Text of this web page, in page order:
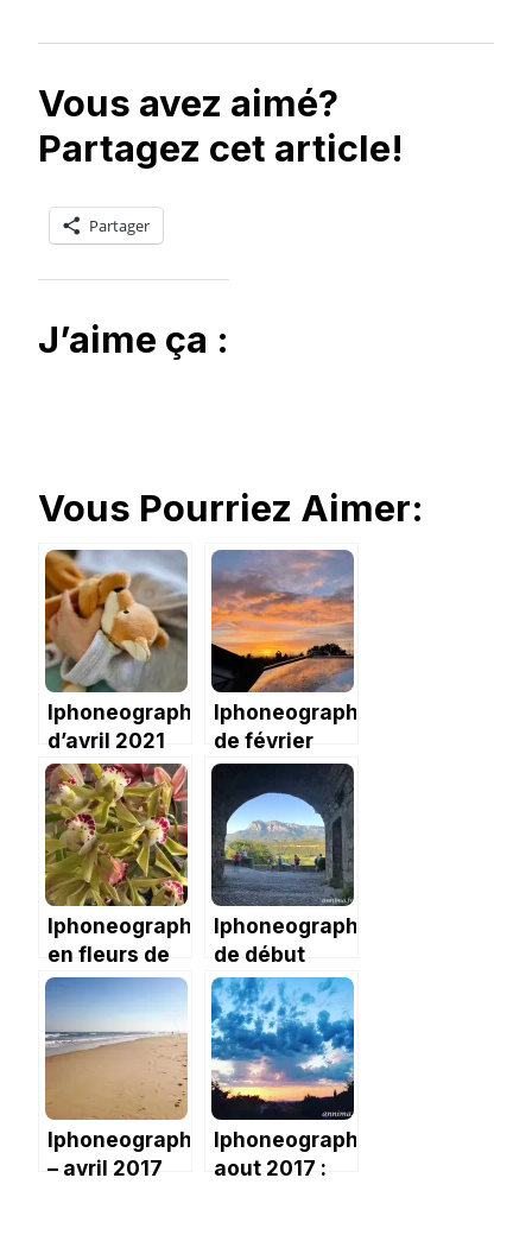
Vous avez aimé?
Partagez cet article!
Partager
J’aime ça :
Vous Pourriez Aimer:
Iphoneography
d’avril 2021
pas inspiré
Iphoneography
de février
2021 : le mois
parfait
Iphoneography
en fleurs de
mars 2021
Iphoneography
de début
Juillet 2019-
Diversité
Iphoneography
– avril 2017
Iphoneography-
aout 2017 :